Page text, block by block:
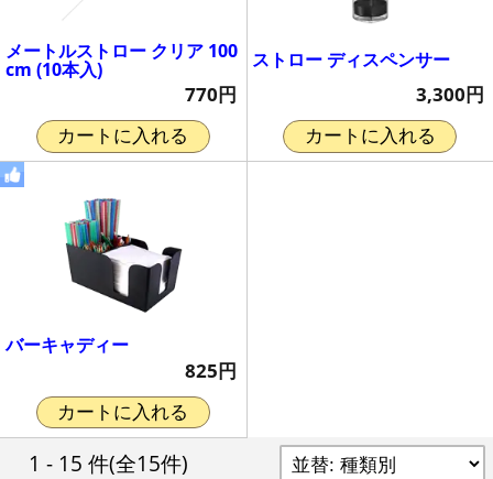
メートルストロー クリア 100
cm (10本入)
770円
カートに入れる
ストロー ディスペンサー
3,300円
カートに入れる
バーキャディー
825円
カートに入れる
1 - 15 件(全15件)